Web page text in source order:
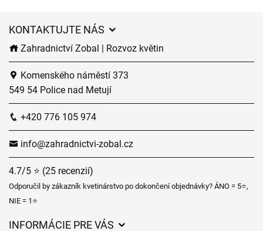
KONTAKTUJTE NÁS
Zahradnictví Zobal | Rozvoz květin
Komenského náměstí 373
549 54 Police nad Metují
+420 776 105 974
info@zahradnictvi-zobal.cz
4.7/5 ⭐ (25 recenzií)
Odporučil by zákazník kvetinárstvo po dokončení objednávky? ÁNO = 5⭐,
NIE = 1⭐
INFORMÁCIE PRE VÁS